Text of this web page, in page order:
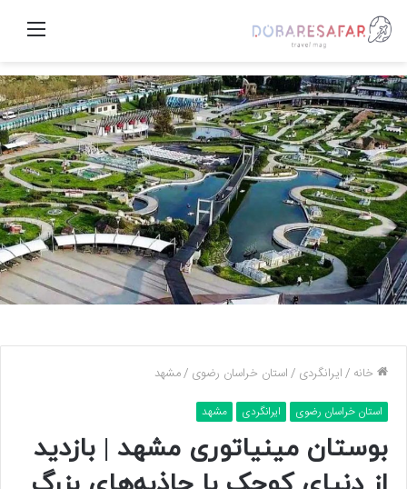
منو
خانه /ایرانگردی /استان خراسان رضوی /مشهد
استان خراسان رضوی ایرانگردی مشهد
بوستان مینیاتوری مشهد | بازدید